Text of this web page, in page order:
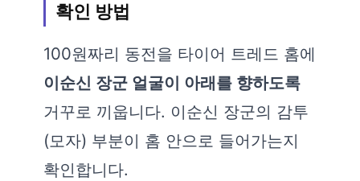
확인 방법
100원짜리 동전을 타이어 트레드 홈에
이순신 장군 얼굴이 아래를 향하도록
거꾸로 끼웁니다. 이순신 장군의 감투
(모자) 부분이 홈 안으로 들어가는지
확인합니다.